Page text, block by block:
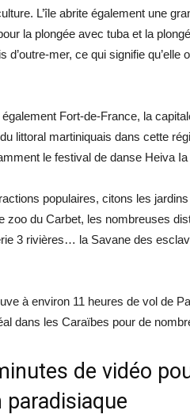
L’île abrite également une
la plongée avec tuba et la
d’outre-mer, ce qui signifie
Fort-de-France, la
littoral martiniquais dans cette
le festival de danse Heiva
populaires, citons les
zoo du Carbet, les nombreuses
3 rivières… la Savane des
à environ 11 heures de vol de
dans les Caraïbes pour de
de vidéo